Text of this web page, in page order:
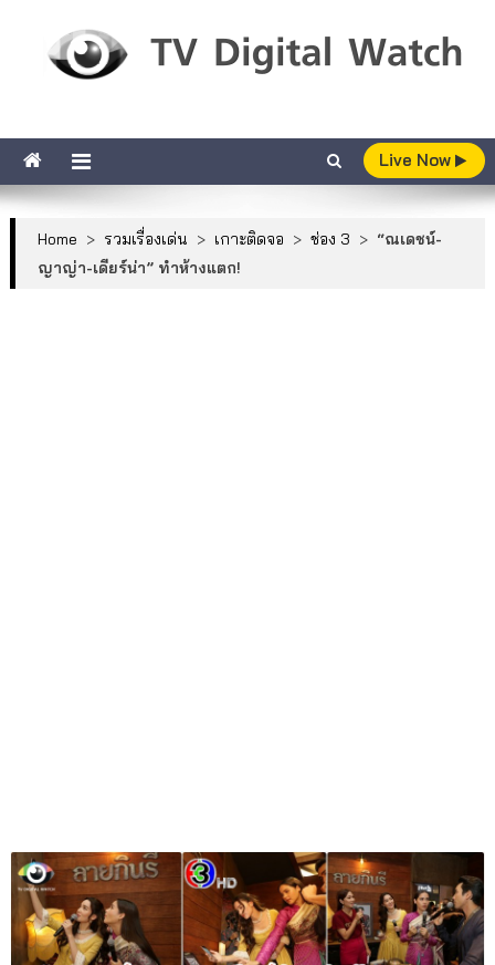
Live Now
Home > รวมเรื่องเด่น > เกาะติดจอ > ช่อง 3 > “ณเดชน์-
ญาญ่า-เดียร์น่า” ทำห้างแตก!